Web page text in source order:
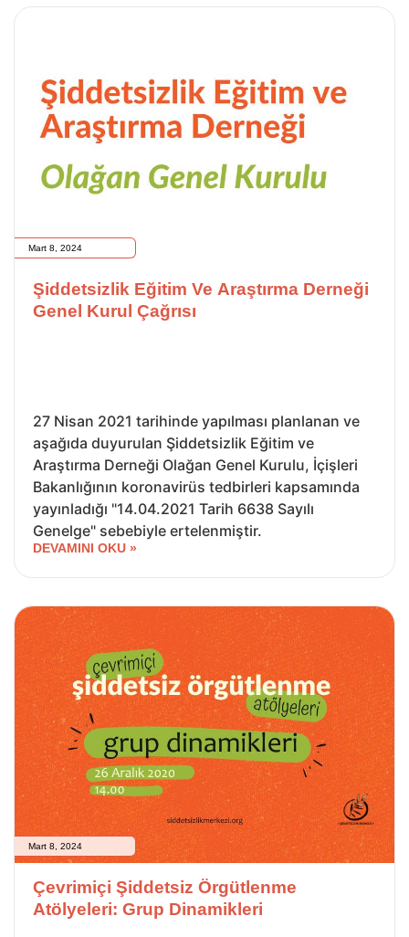
Mart 8, 2024
Şiddetsizlik Eğitim Ve Araştırma Derneği
Genel Kurul Çağrısı
27 Nisan 2021 tarihinde yapılması planlanan ve
aşağıda duyurulan Şiddetsizlik Eğitim ve
Araştırma Derneği Olağan Genel Kurulu, İçişleri
Bakanlığının koronavirüs tedbirleri kapsamında
yayınladığı "14.04.2021 Tarih 6638 Sayılı
Genelge" sebebiyle ertelenmiştir.
DEVAMINI OKU »
Mart 8, 2024
Çevrimiçi Şiddetsiz Örgütlenme
Atölyeleri: Grup Dinamikleri